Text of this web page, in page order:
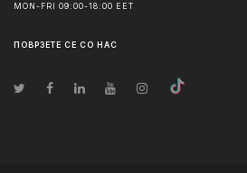
MON-FRI 09:00-18:00 EET
ПОВРЗЕТЕ СЕ СО НАС